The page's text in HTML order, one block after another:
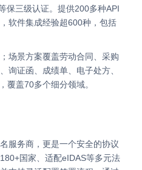
保三级认证。提供200多种API
软件集成经验超600种，包括
场景方案覆盖劳动合同、采购
询证函、成绩单、电子处方、
覆盖70多个细分领域。
服务商，更是一个安全的协议
国家、适配eIDAS等多元法